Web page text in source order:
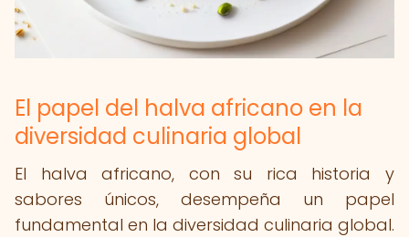
El papel del halva africano en la
diversidad culinaria global
El halva africano, con su rica historia y
sabores únicos, desempeña un papel
fundamental en la diversidad culinaria global.